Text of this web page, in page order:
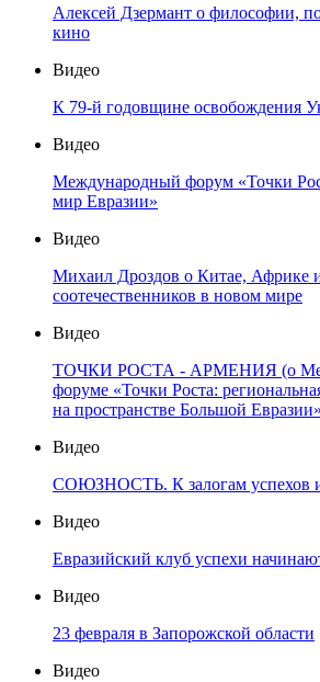
Алексей Дзермант о философии,
кино
Видео
К 79-й годовщине освобождения
Видео
Международный форум «Точки
мир Евразии»
Видео
Михаил Дроздов о Китае, Африке
соотечественников в новом мире
Видео
ТОЧКИ РОСТА - АРМЕНИЯ (о
форуме «Точки Роста:
на пространстве Большой
Видео
СОЮЗНОСТЬ. К залогам успехов
Видео
Евразийский клуб успехи
Видео
23 февраля в Запорожской области
Видео